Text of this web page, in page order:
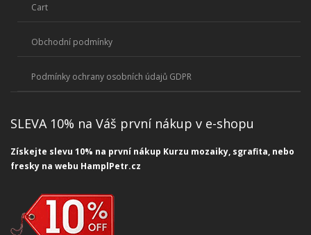
Cart
Obchodní podmínky
Podmínky ochrany osobních údajů GDPR
SLEVA 10% na Váš první nákup v e-shopu
Získejte slevu 10% na první nákup Kurzu mozaiky, sgrafita, nebo
fresky na webu HamplPetr.cz